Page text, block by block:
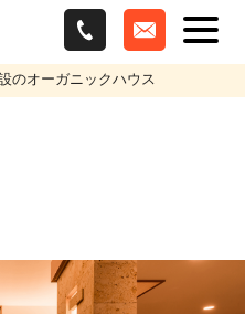
のオーガニックハウス